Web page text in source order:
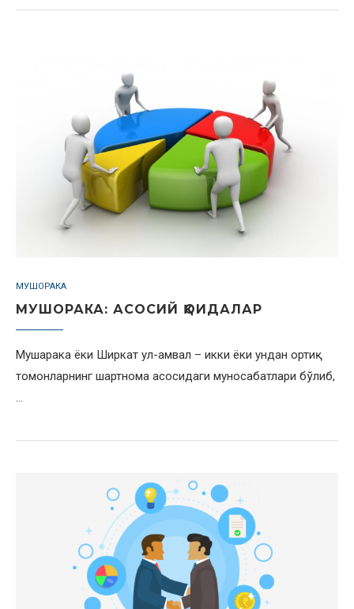
МУШОРАКА
МУШОРАКА: АСОСИЙ ҚОИДАЛАР
Мушарака ёки Ширкат ул-амвал – икки ёки ундан ортиқ
томонларнинг шартнома асосидаги муносабатлари бўлиб,
…